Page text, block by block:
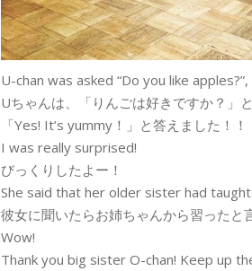
U-chan was asked “Do you like
Uちゃんは、「りんごは好きですか？」
「Yes! It’s yummy！」と答えました！！
I was really surprised!
びっくりしたよー！
She said that her older sister had
彼女に聞いたらお姉ちゃんから習ったと
Wow!
Thank you big sister O-chan! Keep up